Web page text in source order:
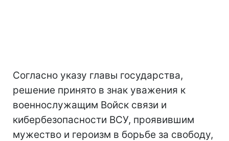
Согласно указу главы государства,
решение принято в знак уважения к
военнослужащим Войск связи и
кибербезопасности ВСУ, проявившим
мужество и героизм в борьбе за свободу,